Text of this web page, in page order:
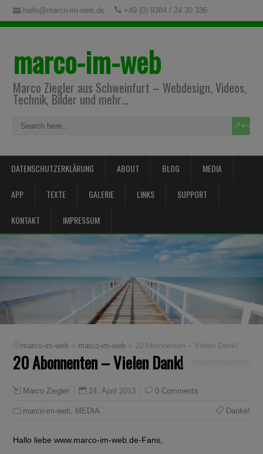
hallo@marco-im-web.de +49 (0) 9384 / 24 30 336
marco-im-web
Marco Ziegler aus Schweinfurt – Webdesign, Videos,
Technik, Bilder und mehr…
DATENSCHUTZERKLÄRUNG ABOUT BLOG MEDIA
APP TEXTE GALERIE LINKS SUPPORT
KONTAKT IMPRESSUM
marco-im-web » marco-im-web » 20 Abonnenten – Vielen Dank!
20 Abonnenten – Vielen Dank!
Marco Ziegler 24. April 2013 0 Comments
marco-im-web, MEDIA Danke!
Hallo liebe www.marco-im-web.de-Fans,